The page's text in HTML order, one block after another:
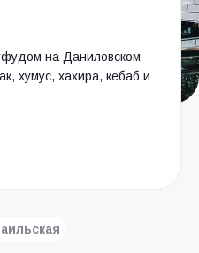
на Даниловском
хумус, хахира, кебаб и